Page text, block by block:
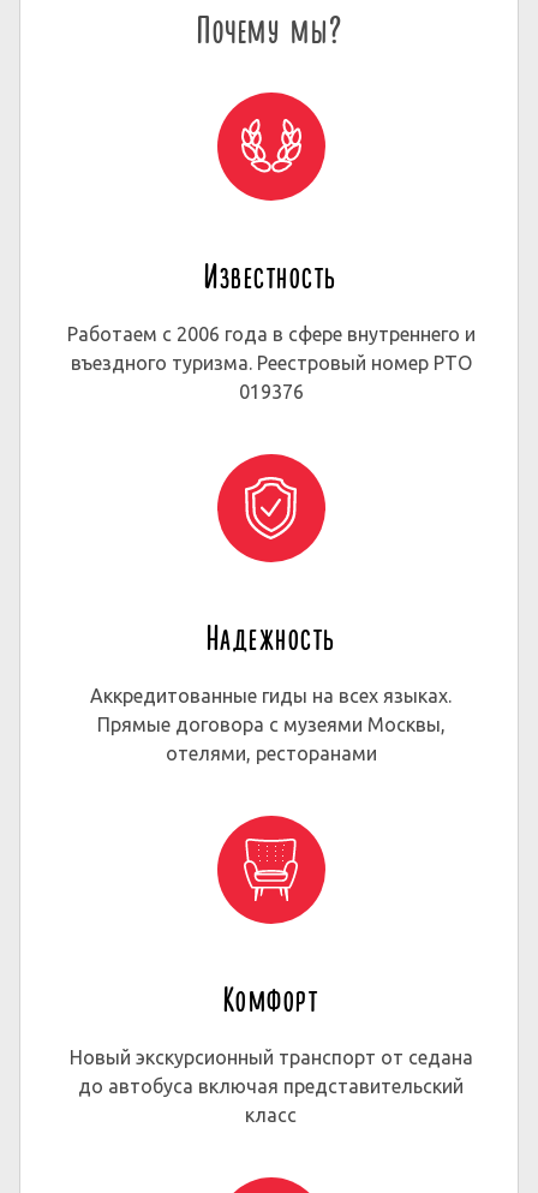
Почему мы?
Известность
Работаем с 2006 года в сфере внутреннего и
въездного туризма. Реестровый номер РТО
019376
Надежность
Аккредитованные гиды на всех языках.
Прямые договора с музеями Москвы,
отелями, ресторанами
Комфорт
Новый экскурсионный транспорт от седана
до автобуса включая представительский
класс